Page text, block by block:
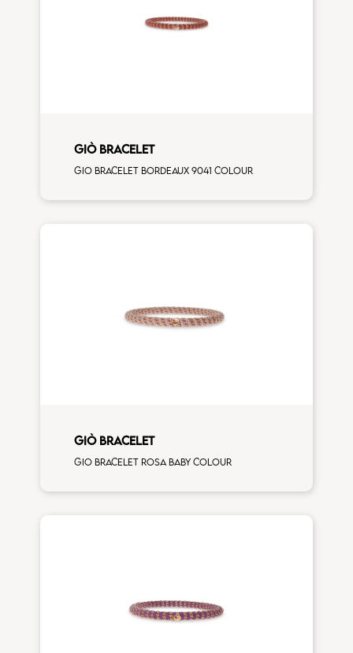
GIÒ BRACELET
Gio bracelet bordeaux 9041 colour
GIÒ BRACELET
Gio bracelet rosa baby colour